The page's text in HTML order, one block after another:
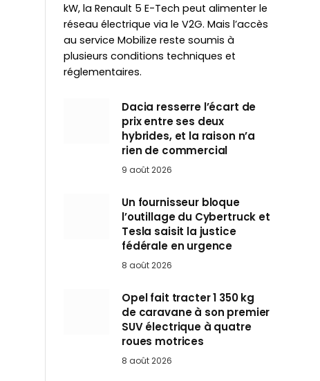
kW, la Renault 5 E-Tech peut alimenter le
réseau électrique via le V2G. Mais l’accès
au service Mobilize reste soumis à
plusieurs conditions techniques et
réglementaires.
Dacia resserre l’écart de
prix entre ses deux
hybrides, et la raison n’a
rien de commercial
9 août 2026
Un fournisseur bloque
l’outillage du Cybertruck et
Tesla saisit la justice
fédérale en urgence
8 août 2026
Opel fait tracter 1 350 kg
de caravane à son premier
SUV électrique à quatre
roues motrices
8 août 2026